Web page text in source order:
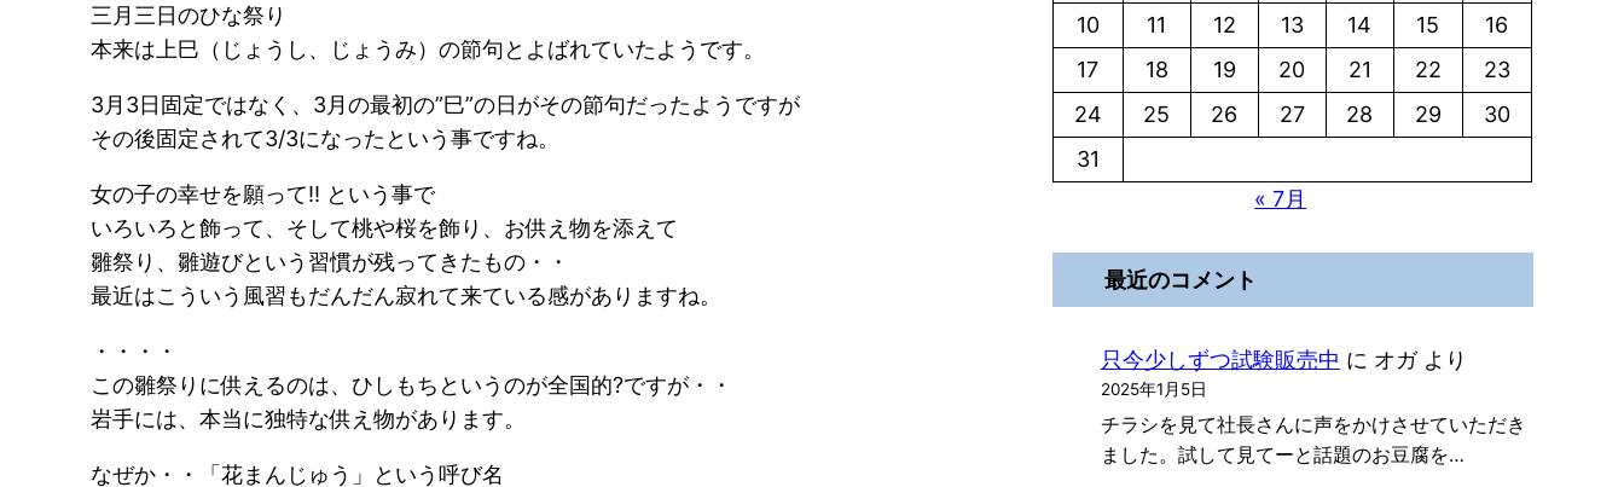
三月三日のひな祭り
本来は上巳（じょうし、じょうみ）の節句とよばれていたようです。
3月3日固定ではなく、3月の最初の”巳”の日がその節句だったようですが
その後固定されて3/3になったという事ですね。
女の子の幸せを願って!! という事で
いろいろと飾って、そして桃や桜を飾り、お供え物を添えて
雛祭り、雛遊びという習慣が残ってきたもの・・
最近はこういう風習もだんだん寂れて来ている感がありますね。
・・・・
この雛祭りに供えるのは、ひしもちというのが全国的?ですが・・
岩手には、本当に独特な供え物があります。
なぜか・・「花まんじゅう」という呼び名
10
11 12 13 14 15
16
17
18 19 20 21 22
23
24
25 26 27 28 29
30
31
« 7月
最近のコメント
只今少しずつ試験販売中 に オガより
2025年1月5日
チラシを見て社長さんに声をかけさせていただき
ました。試して見てーと話題のお豆腐を…